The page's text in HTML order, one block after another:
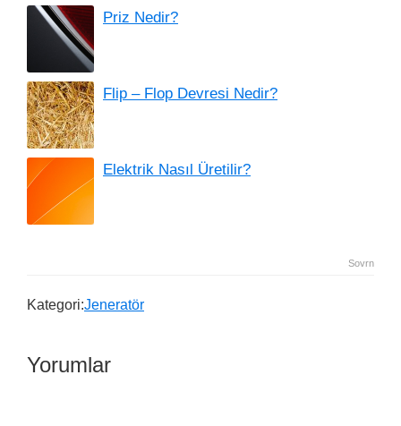
Priz Nedir?
Flip – Flop Devresi Nedir?
Elektrik Nasıl Üretilir?
Sovrn
Kategori:Jeneratör
Yorumlar